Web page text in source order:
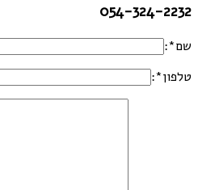
054-324-2232
שם*:
טלפון*: